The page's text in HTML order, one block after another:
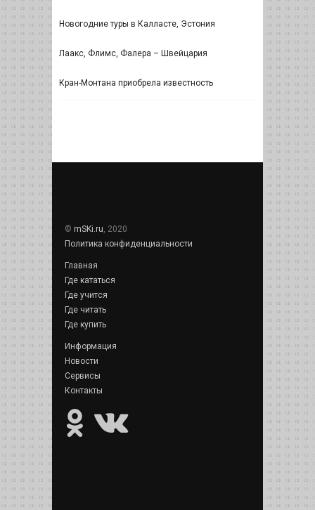
Новогодние туры в Калласте, Эстония
Лаакс, Флимс, Фалера – Швейцария
Кран-Монтана приобрела известность
© mSKi.ru, 2020
Политика конфиденциальности
Главная
Где кататься
Где учится
Где читать
Где купить
Информация
Новости
Сервисы
Контакты